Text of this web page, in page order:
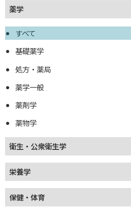
薬学
すべて
基礎薬学
処方・薬局
薬学一般
薬剤学
薬物学
衛生・公衆衛生学
栄養学
保健・体育